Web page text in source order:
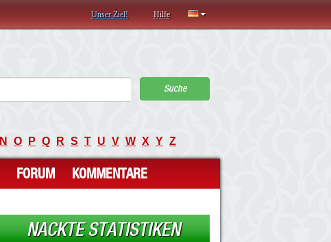
Unser Ziel! Hilfe
Suche
N O P Q R S T U V W X Y Z
FORUM KOMMENTARE
NACKTE STATISTIKEN